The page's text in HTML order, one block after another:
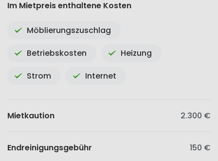
Im Mietpreis enthaltene Kosten
Möblierungszuschlag
Betriebskosten Heizung
Strom Internet
Mietkaution 2.300 €
Endreinigungsgebühr 150 €